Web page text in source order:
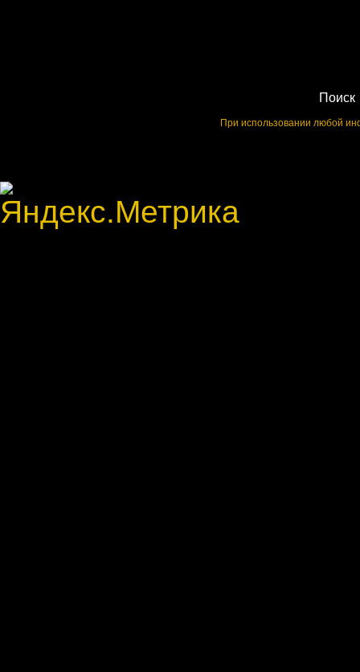
Поиск
При использовании любой